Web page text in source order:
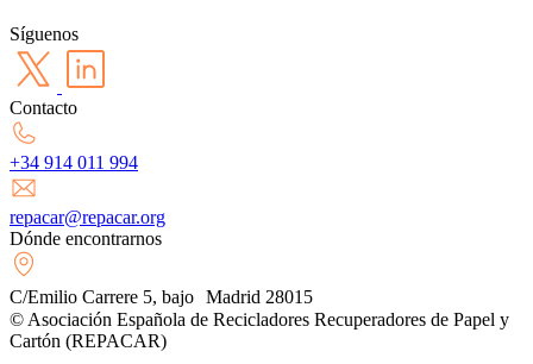
Síguenos
Contacto
+34 914 011 994
repacar@repacar.org
Dónde encontrarnos
C/Emilio Carrere 5, bajo Madrid 28015
© Asociación Española de Recicladores Recuperadores de Papel y
Cartón (REPACAR)